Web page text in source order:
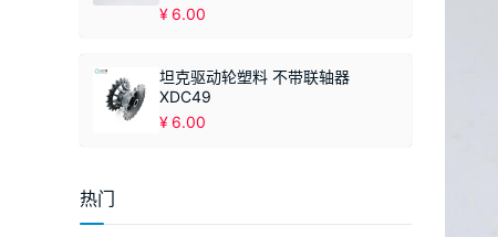
¥ 6.00
坦克驱动轮塑料 不带联轴器
XDC49
¥ 6.00
热门